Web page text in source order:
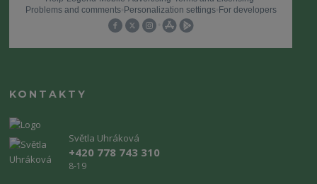
KONTAKTY
Světla Uhráková
+420 778 743 310
8-19